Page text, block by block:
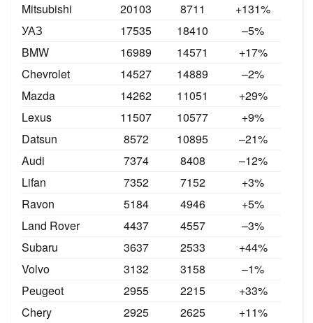
Mitsubishi
20103 8711
+131%
УАЗ
17535 18410 –5%
BMW
16989 14571 +17%
Chevrolet
14527 14889 –2%
Mazda
14262 11051
+29%
Lexus
11507 10577
+9%
Datsun
8572 10895 –21%
Audi
7374 8408 –12%
Lifan
7352 7152
+3%
Ravon
5184 4946
+5%
Land Rover
4437 4557
–3%
Subaru
3637 2533
+44%
Volvo
3132 3158
–1%
Peugeot
2955 2215
+33%
Chery
2925 2625 +11%